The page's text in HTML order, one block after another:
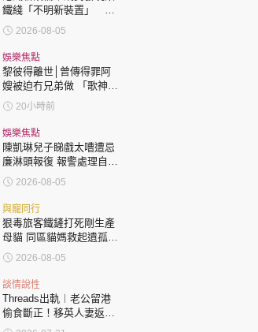
鐵綫「不明新裝置」 港
鐵解畫新設備用途
2026-08-05
娛樂焦點
黎彼得離世│曾傳得罪阿
嫂被迫冇兄弟做 「歌神」
許冠傑親筆撰寫悼念忘友
20小時前
娛樂焦點
陳凱琳兒子睇戲太嘈遭忌
廉淋頭報復 報警處理自責
護子不力 歐錦棠陳倩揚齊
表態「媽媽有責任」
2026-08-05
與寵同行
狠毒旅客鐵鏟打死剛生產
母貓 同區貓媽救起遺孤貓
B接手哺育
2026-08-05
談情說性
Threads出軌︱老公留港
偷食斷正！移英人妻返港
復仇：要睇住個小三崩